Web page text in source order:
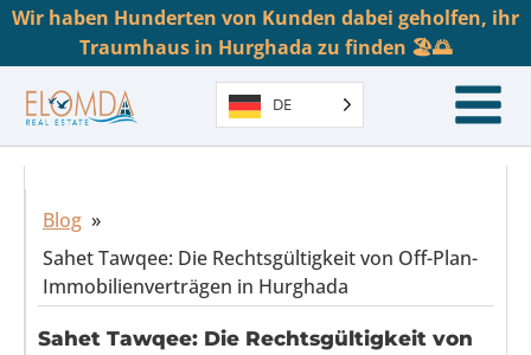
Wir haben Hunderten von Kunden dabei geholfen, ihr
Traumhaus in Hurghada zu finden 🏖️🌅
DE
Blog »
Sahet Tawqee: Die Rechtsgültigkeit von Off-Plan-
Immobilienverträgen in Hurghada
Sahet Tawqee: Die Rechtsgültigkeit von